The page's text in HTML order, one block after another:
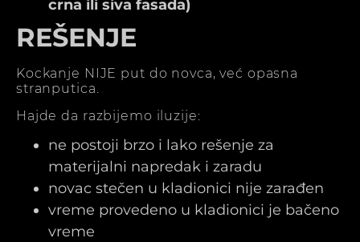
crna ili siva fasada)
REŠENJE
Kockanje NIJE put do novca, već opasna
stranputica.
Hajde da razbijemo iluzije:
ne postoji brzo i lako rešenje za
materijalni napredak i zaradu
novac stečen u kladionici nije zarađen
vreme provedeno u kladionici je bačeno
vreme